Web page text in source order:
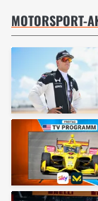
MOTORSPORT-